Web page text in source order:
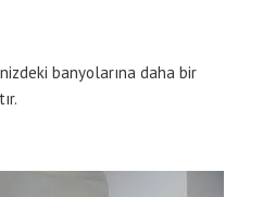
banyolarına daha bir